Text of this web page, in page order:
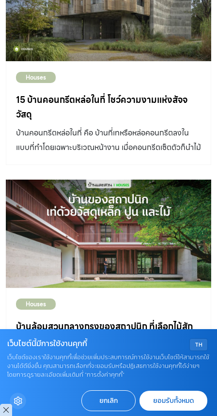
มีบ้านตากอากาศหลังเล็กๆอยู่ริมทะเล นอนฟังเสียงซัดสาด
เข้าหาฝั่งกันเพลินๆ พร้อมสูดโอโซนริมให้เต็มปอดในวันพัก
ผ่อนของครอบครัว เหล่านี้เป็นแรงบันดาลใจให้ครอบครัวของ
คุณกาลติกา – คุณทวีชัย ชวาลภาฤทธิ์ เลือกมองหาทำเลริม
เดินทางมาพักผ่อนได้สะดวกและประหยัดเวลาเดินทาง “แม้
ทะเลบางปูจะไม่ได้มีหาดทรายสวยๆ แต่เราก็ชอบเพราะเดิน
ทางสะดวก อีกทั้งยังได้วิวติดทะเลด้วย เดิมบ้านหลังนี้เป็น
ทาวน์เฮ้าส์สองชั้น เหมือนหมู่บ้านทั่วไป แต่ต้องการสร้าง
บรรยากาศให้ดูเหมือนบ้านพักตากอากาศริมชายทะเลสไตล์
ยุโรป จึงเลือกตกแต่งบ้านเป็นเรือนทรงขนมปังขิง ซึ่งเราโชค
งานออกแบบบ้านสไตล์ยุโรป ในโครงการแฟนตาเซียววิลล่า
เราจึงติดต่อใหมาเติมแต่งบ้านทาวน์เฮ้าส์ริมทะเลหลังนี้ให้
กลายเป็นบ้านพักตากอากาศในฝันของครอบครัว” บ้าน
ขนมปังขิง หลังนี้ตั้งอยู่บนพื้นที่ 100 ตารางวา ห้องหัวมุมอยู่
ริมสุด ด้านข้างติดป่าชายเลนจึงเงียบสงบและเป็นส่วนตัว อีก
ทั้งยังได้พื้นที่สวน มากกว่าบ้านหลังอื่นๆ ด้านหน้าออกแบบ
ให้เป็นสวนสไตล์คันทรี โดยตั้งใจให้มีอารมณ์เหมือนสวน
ดอกไม้ในธรรมชาติตามแบบสวนสไตล์ยุโรป ซึ่งมักนิยมปลูก
ไม้ดอกรวมๆ กันแบบไม่เป็นระเบียบนัก เพื่อให้เกิดองค์
เพิ่มศาลาไม้สีขาวโปร่งกลางสวนไว้นั่งเล่นชมวิวทะเลแบบเต็ม
สายตา ภายนอกตกแต่งด้วยไม้สังเคราะห์ตีซ้อนเกล็ดแล้วทาสี
ขาวทั้งหลัง ตกแต่งราวระเบียงด้วยเสาปูนหล่อ ส่วนชายคา
รอบบ้านและหน้าจั่วตกแต่งด้วยงานไม้ฉลุลวดลายอ่อนช้อย
ก็ไม่ได้เป็นรองจากภายนอก ชั้นล่างเป็นห้องโถงรวมเปิดโล่ง
Houses
15 บ้านคอนกรีตหล่อในที่ โชว์ความงามแห่งสัจจ
วัสดุ
บ้านคอนกรีตหล่อในที่ คือ บ้านที่เทหรือหล่อคอนกรีตลงใน
แบบที่ทำโดยเฉพาะบริเวณหน้างาน เมื่อคอนกรีตเซ็ตตัวก็นำไม้
Houses
บ้านล้อมสวนกลางกรุงของสถาปนิก ที่เลือกไม้สัก
ถูกด้วงกินจนพรุนมาใช้สร้างบ้าน
บ้านโครงสร้างเหล็ก ทรงกล่องที่เรียบง่าย บางส่วนมีลูกเล่น
เป็นผนังปูน อาทิ ผนังปูนที่ติดกับสนามใช้บังที่จอดรถเป็น
คอนกรีตที่กะเทาะผิวหน้าให้ขรุขระ
TH
เว็บไซต์นี้มีการใช้งานคุกกี้
เว็บไซต์ของเราใช้งานคุกกี้เพื่อช่วยเพิ่มประสบการณ์การใช้งานเว็บไซต์ให้สามารถใช้
งานได้ดียิ่งขึ้น คุณสามารถเลือกที่จะยอมรับหรือปฏิเสธการใช้งานคุกกี้ได้ง่ายๆ
โดยการดูรายละเอียดเพิ่มเติมที่ “การตั้งค่าคุกกี้”
ยกเลิก ยอมรับทั้งหมด